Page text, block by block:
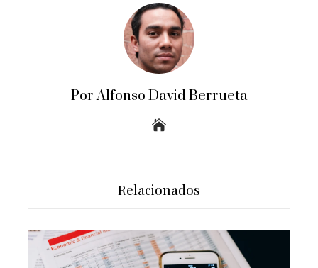
Por Alfonso David Berrueta
Relacionados